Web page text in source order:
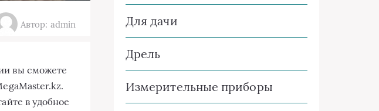
Автор: admin
вы сможете
в удобное
Для дачи
Дрель
Измерительные приборы